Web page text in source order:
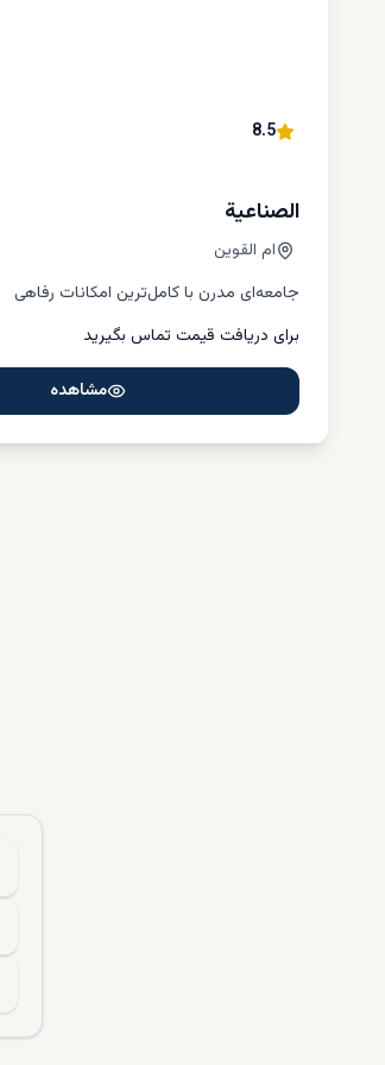
8.5
الصناعیة
ام القوین
جامعه‌ای مدرن با کامل‌ترین امکانات رفاهی
برای دریافت قیمت تماس بگیرید
مشاهده